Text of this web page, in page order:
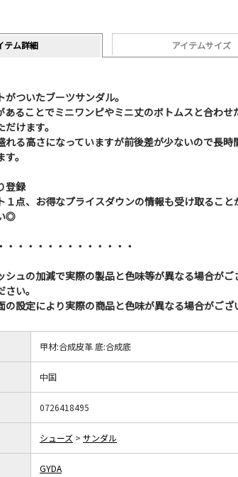
テム詳細 アイテムサイズ
ついたブーツサンダル。
あることでミニワンピやミニ丈のボトムスと合わせ
けます。
れる高さになっていますが前後差が少ないので長時
。
登録
点、お得なプライスダウンの情報も受け取ること
◎
・・・・・・・・・・・・・
ュの加減で実際の製品と色味等が異なる場合がご
い。
設定により実際の商品と色味が異なる場合がござ
甲材:合成皮革 底:合成底
中国
0726418495
シューズ > サンダル
GYDA